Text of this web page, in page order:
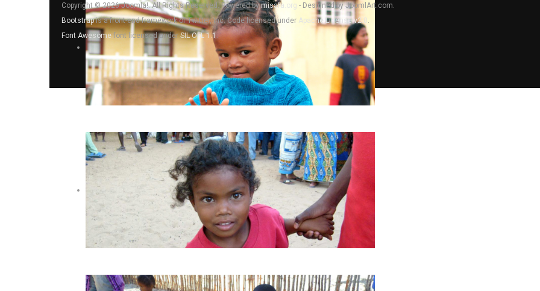
Copyright © 2026 Joomla!. All Rights Reserved. Powered bymisafa.org - Designed by JoomlArt.com.
Bootstrapis a front-end framework of Twitter, Inc. Code licensed under Apache License v2.0
Font Awesomefont licensed underSIL OFL 1.1 .